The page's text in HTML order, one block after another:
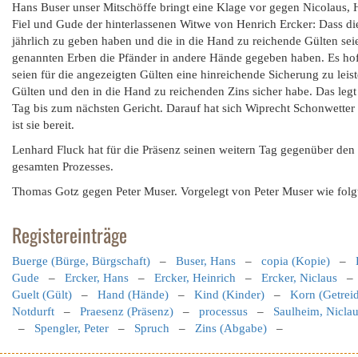
Hans Buser unser Mitschöffe bringt eine Klage vor gegen Nicolaus,
Fiel und Gude der hinterlassenen Witwe von Henrich Ercker: Dass
jährlich zu geben haben und die in die Hand zu reichende Gülten
genannten Erben die Pfänder in andere Hände gegeben haben. Es
seien für die angezeigten Gülten eine hinreichende Sicherung zu
Gülten und den in die Hand zu reichenden Zins sicher habe. Das
Tag bis zum nächsten Gericht. Darauf hat sich Wiprecht
ist sie bereit.
Lenhard Fluck hat für die Präsenz seinen weitern Tag gegenüber
gesamten Prozesses.
Thomas Gotz gegen Peter Muser. Vorgelegt von Peter Muser wie
Registereinträge
Buerge (Bürge, Bürgschaft) – Buser, Hans – copia (Kopie) –
Gude – Ercker, Hans – Ercker, Heinrich – Ercker, Niclaus
Guelt (Gült) – Hand (Hände) – Kind (Kinder) – Korn
Notdurft – Praesenz (Präsenz) – processus – Saulheim,
– Spengler, Peter – Spruch – Zins (Abgabe) –